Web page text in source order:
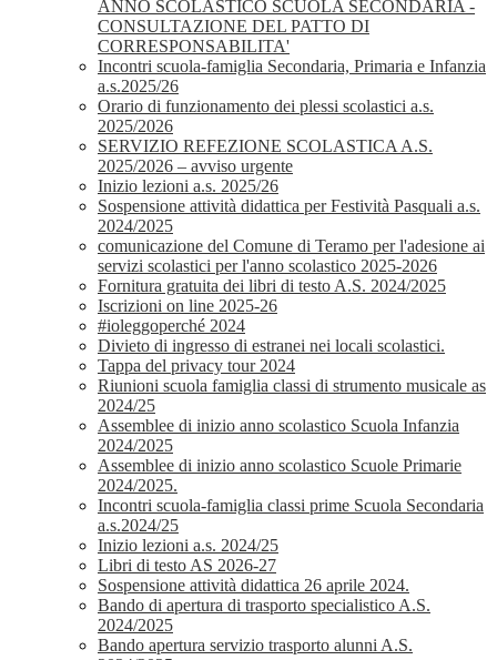
ANNO SCOLASTICO SCUOLA SECONDARIA -
CONSULTAZIONE DEL PATTO DI
CORRESPONSABILITA'
Incontri scuola-famiglia Secondaria, Primaria e Infanzia
a.s.2025/26
Orario di funzionamento dei plessi scolastici a.s.
2025/2026
SERVIZIO REFEZIONE SCOLASTICA A.S.
2025/2026 – avviso urgente
Inizio lezioni a.s. 2025/26
Sospensione attività didattica per Festività Pasquali a.s.
2024/2025
comunicazione del Comune di Teramo per l'adesione ai
servizi scolastici per l'anno scolastico 2025-2026
Fornitura gratuita dei libri di testo A.S. 2024/2025
Iscrizioni on line 2025-26
#ioleggoperché 2024
Divieto di ingresso di estranei nei locali scolastici.
Tappa del privacy tour 2024
Riunioni scuola famiglia classi di strumento musicale as
2024/25
Assemblee di inizio anno scolastico Scuola Infanzia
2024/2025
Assemblee di inizio anno scolastico Scuole Primarie
2024/2025.
Incontri scuola-famiglia classi prime Scuola Secondaria
a.s.2024/25
Inizio lezioni a.s. 2024/25
Libri di testo AS 2026-27
Sospensione attività didattica 26 aprile 2024.
Bando di apertura di trasporto specialistico A.S.
2024/2025
Bando apertura servizio trasporto alunni A.S.